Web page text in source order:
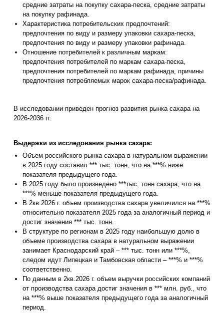
средние затраты на покупку сахара-песка, средние затраты
на покупку рафинада.
Характеристика потребительских предпочтений:
предпочтения по виду и размеру упаковки сахара-песка,
предпочтения по виду и размеру упаковки рафинада.
Отношение потребителей к различным маркам:
предпочтения потребителей по маркам сахара-песка,
предпочтения потребителей по маркам рафинада, причины
предпочтения потребляемых марок сахара-песка/рафинада.
В исследовании приведен прогноз развития рынка сахара на
2026-2036 гг.
Выдержки из исследования рынка сахара:
Объем российского рынка сахара в натуральном выражении
в 2025 году составил *** тыс. тонн, что на ***% ниже
показателя предыдущего года.
В 2025 году было произведено ***тыс. тонн сахара, что на
***% меньше показателя предыдущего года.
В 2кв.2026 г. объем производства сахара увеличился на ***%
относительно показателя 2025 года за аналогичный период и
достиг значения *** тыс. тонн.
В структуре по регионам в 2025 году наибольшую долю в
объеме производства сахара в натуральном выражении
занимает Краснодарский край – *** тыс. тонн или ***%,
следом идут Липецкая и Тамбовская области – ***% и ***%
соответственно.
По данным в 2кв.2026 г. объем выручки российских компаний
от производства сахара достиг значения в *** млн. руб., что
на ***% выше показателя предыдущего года за аналогичный
период.